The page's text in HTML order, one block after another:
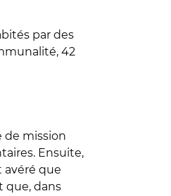
par des
42
de mission
Ensuite,
avéré que
que, dans